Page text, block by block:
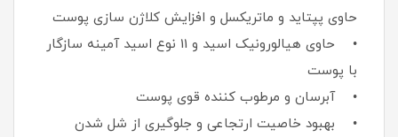
حاوی پپتاید و ماتریکسل و افزایش کلاژن سازی پوست
• حاوی هیالورونیک اسید و 11 نوع اسید آمینه سازگار
با پوست
• آبرسان و مرطوب کننده قوی پوست
• بهبود خاصیت ارتجاعی و جلوگیری از شل شدن